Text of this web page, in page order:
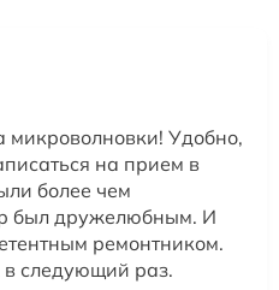
микроволновки! Удобно,
на прием в
более чем
был дружелюбным. И
ремонтником.
в следующий раз.